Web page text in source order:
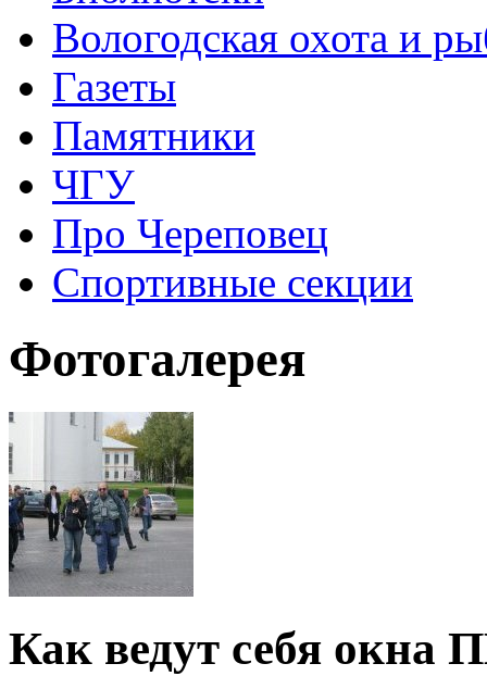
Вологодская охота и
Газеты
Памятники
ЧГУ
Про Череповец
Спортивные секции
Фотогалерея
Как ведут себя окна